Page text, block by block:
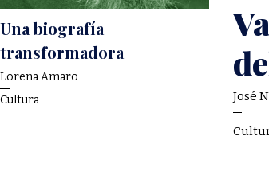
Una biografía
transformadora
Lorena Amaro
Cultura
José